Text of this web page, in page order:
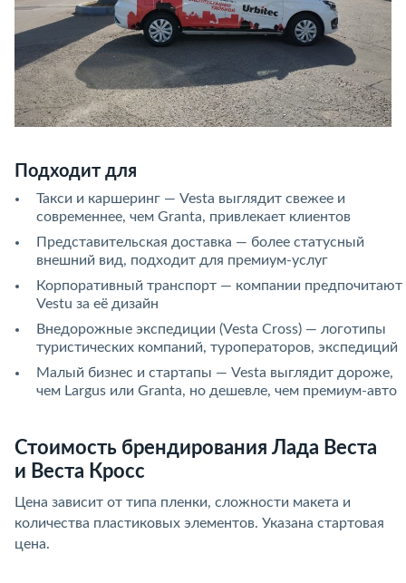
Подходит для
Такси и каршеринг — Vesta выглядит свежее и
современнее, чем Granta, привлекает клиентов
Представительская доставка — более статусный
внешний вид, подходит для премиум-услуг
Корпоративный транспорт — компании предпочитают
Vestu за её дизайн
Внедорожные экспедиции (Vesta Cross) — логотипы
туристических компаний, туроператоров, экспедиций
Малый бизнес и стартапы — Vesta выглядит дороже,
чем Largus или Granta, но дешевле, чем премиум-авто
Стоимость брендирования Лада Веста
и Веста Кросс
Цена зависит от типа пленки, сложности макета и
количества пластиковых элементов. Указана стартовая
цена.